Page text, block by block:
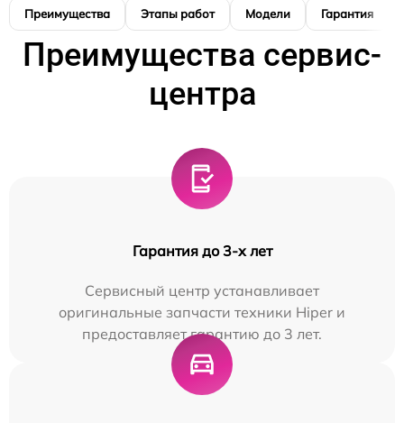
Преимущества Этапы работ Модели Гарантия
Преимущества сервис-
центра
Гарантия до 3-х лет
Сервисный центр устанавливает
оригинальные запчасти техники Hiper и
предоставляет гарантию до 3 лет.